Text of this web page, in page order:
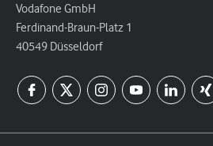
Vodafone GmbH
Ferdinand-Braun-Platz 1
40549 Düsseldorf